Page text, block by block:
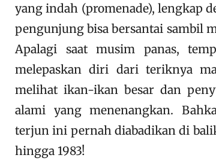
yang indah (promenade), lengkap
pengunjung bisa bersantai sambil
Apalagi saat musim panas,
melepaskan diri dari teriknya
melihat ikan-ikan besar dan
alami yang menenangkan.
terjun ini pernah diabadikan di
hingga 1983!